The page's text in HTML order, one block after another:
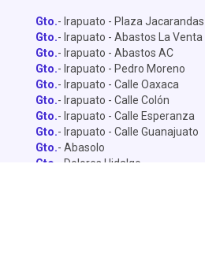
Gto.- Irapuato - Plaza Jacarandas
Gto.- Irapuato - Abastos La Venta
Gto.- Irapuato - Abastos AC
Gto.- Irapuato - Pedro Moreno
Gto.- Irapuato - Calle Oaxaca
Gto.- Irapuato - Calle Colón
Gto.- Irapuato - Calle Esperanza
Gto.- Irapuato - Calle Guanajuato
Gto.- Abasolo
Gto.
- Dolores Hidalgo